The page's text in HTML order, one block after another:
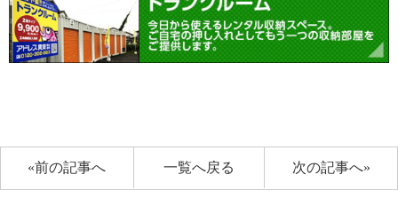
«前の記事へ 次の記事へ»
一覧へ戻る